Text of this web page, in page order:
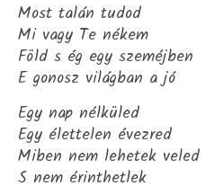
Most talán tudod
Mi vagy Te nékem
Föld s ég egy szeméjben
E gonosz világban a jó
Egy nap nélküled
Egy élettelen évezred
Miben nem lehetek veled
S nem érinthetlek